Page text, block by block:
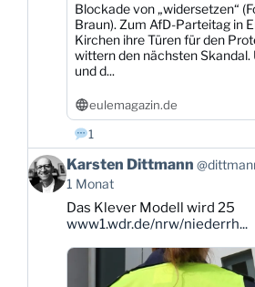
Blockade von „widersetzen“
Braun). Zum AfD-Parteitag in
Kirchen ihre Türen für den
wittern den nächsten Skandal.
und d...
eulemagazin.de
1
Beitrag
von
Karsten
Dittmann
Bluesky
Karsten Dittmann
1 Monat
Das Klever Modell wird 25
www1.wdr.de/nrw/niederrh...